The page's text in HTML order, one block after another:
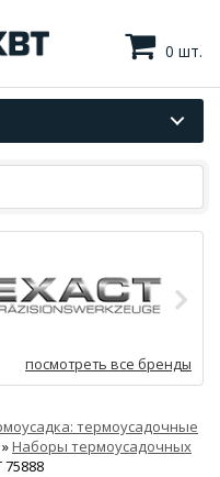
0 шт.
посмотреть все бренды
термоусадочные
»Наборы термоусадочных